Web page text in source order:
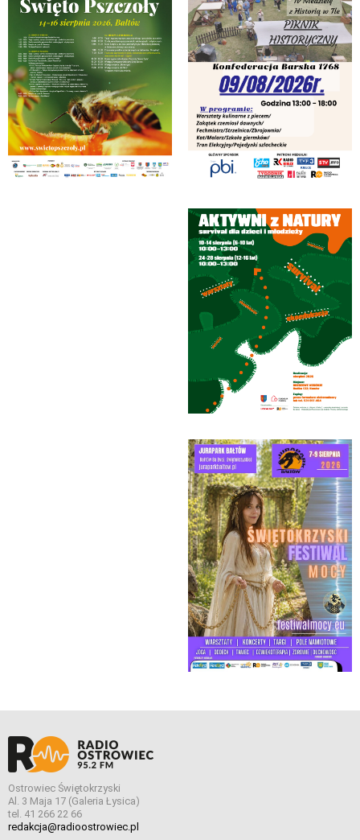
Ostrowiec Świętokrzyski
Al. 3 Maja 17 (Galeria Łysica)
tel. 41 266 22 66
redakcja@radioostrowiec.pl